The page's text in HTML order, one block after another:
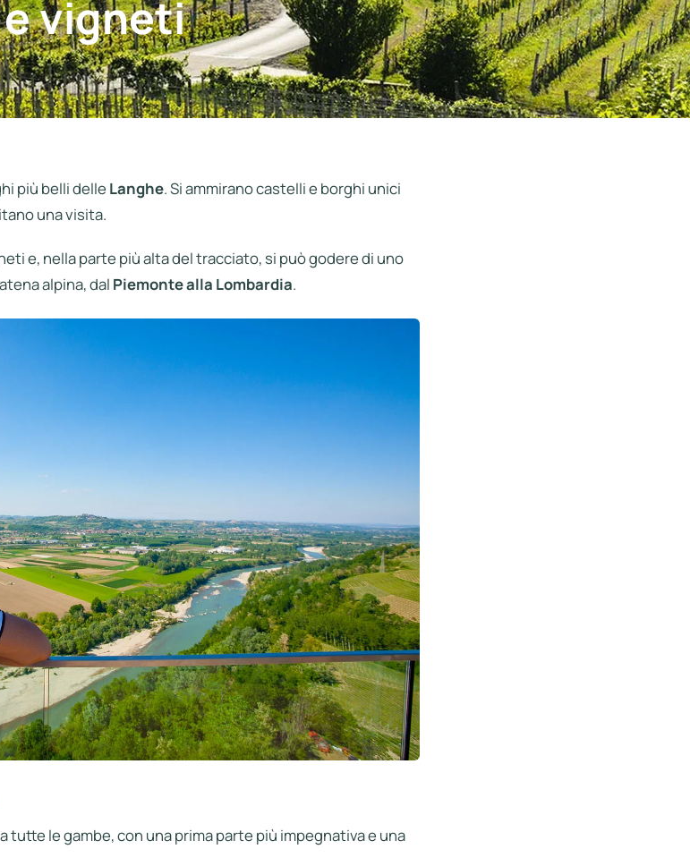
vigneti
più belli delle Langhe. Si ammirano castelli e borghi unici
una visita.
e, nella parte più alta del tracciato, si può godere di uno
alpina, dal Piemonte alla Lombardia.
tutte le gambe, con una prima parte più impegnativa e una